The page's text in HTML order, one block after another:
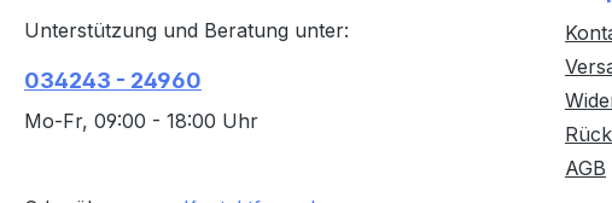
Unterstützung und Beratung unter:
034243 - 24960
Mo-Fr, 09:00 - 18:00 Uhr
AGB